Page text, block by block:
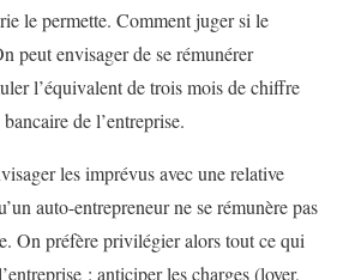
le permette. Comment juger si le
peut envisager de se rémunérer
l’équivalent de trois mois de chiffre
de l’entreprise.
les imprévus avec une relative
auto-entrepreneur ne se rémunère pas
On préfère privilégier alors tout ce qui
: anticiper les charges (loyer,